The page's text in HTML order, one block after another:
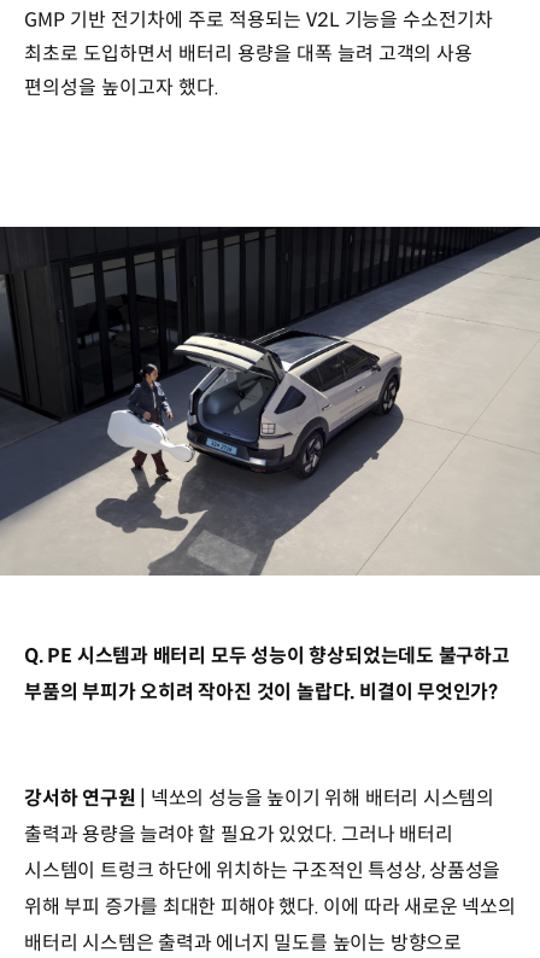
GMP 기반 전기차에 주로 적용되는 V2L 기능을 수소전기차
최초로 도입하면서 배터리 용량을 대폭 늘려 고객의 사용
편의성을 높이고자 했다.
Q. PE 시스템과 배터리 모두 성능이 향상되었는데도 불구하고
부품의 부피가 오히려 작아진 것이 놀랍다. 비결이 무엇인가?
강서하 연구원 | 넥쏘의 성능을 높이기 위해 배터리 시스템의
출력과 용량을 늘려야 할 필요가 있었다. 그러나 배터리
시스템이 트렁크 하단에 위치하는 구조적인 특성상, 상품성을
위해 부피 증가를 최대한 피해야 했다. 이에 따라 새로운 넥쏘의
배터리 시스템은 출력과 에너지 밀도를 높이는 방향으로